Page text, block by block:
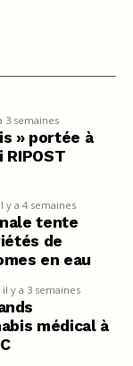
3 semaines
» portée à
il y a 4 semaines
tente
de
en eau
il y a 3 semaines
médical à